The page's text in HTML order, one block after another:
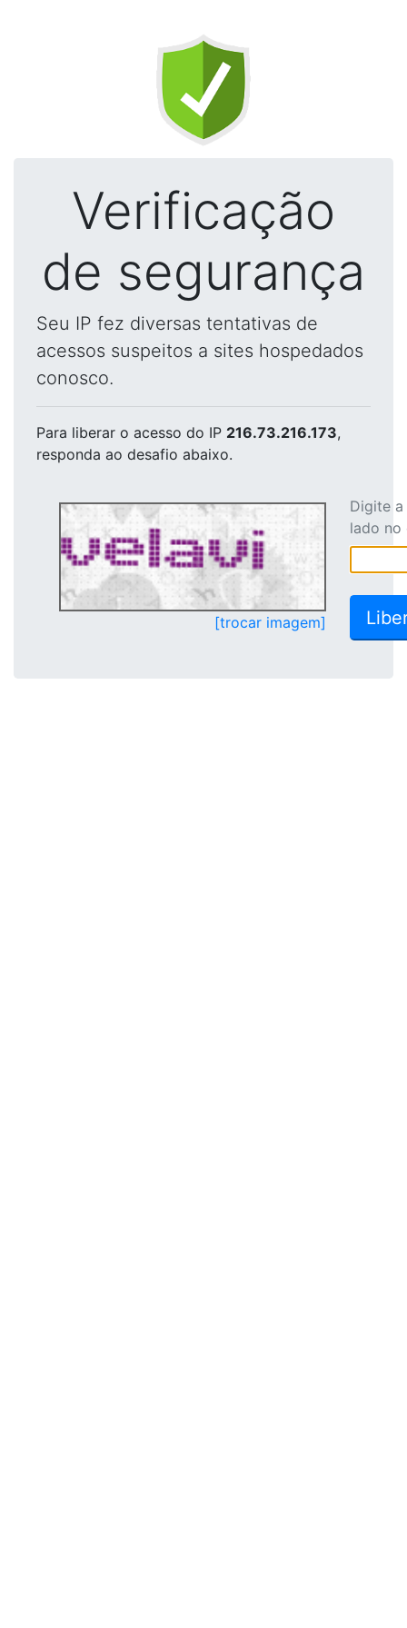
Verificação
de segurança
Seu IP fez diversas tentativas de
acessos suspeitos a sites hospedados
conosco.
Para liberar o acesso do IP 216.73.216.173,
responda ao desafio abaixo.
[trocar imagem]
Digite
lado no